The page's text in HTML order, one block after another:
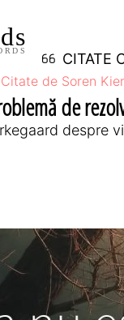
CITATE
Citate de Soren
de
despre